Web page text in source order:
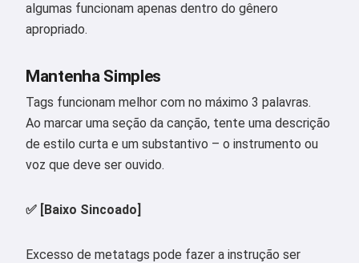
algumas funcionam apenas dentro do gênero
apropriado.
Mantenha Simples
Tags funcionam melhor com no máximo 3 palavras.
Ao marcar uma seção da canção, tente uma descrição
de estilo curta e um substantivo – o instrumento ou
voz que deve ser ouvido.
✅ [Baixo Sincoado]
Excesso de metatags pode fazer a instrução ser
Oi 👋
Eu posso criar músicas, escrever